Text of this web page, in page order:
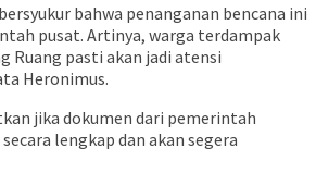
bahwa penanganan bencana ini
pusat. Artinya, warga terdampak
Ruang pasti akan jadi atensi
Heronimus.
jika dokumen dari pemerintah
lengkap dan akan segera